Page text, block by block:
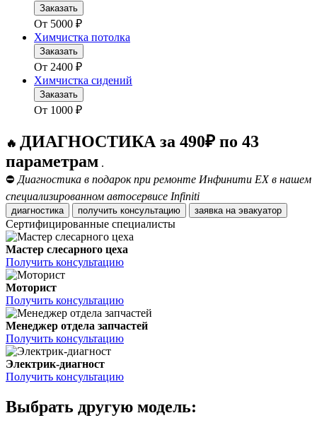
Заказать
От 5000 ₽
Химчистка потолка
Заказать
От 2400 ₽
Химчистка сидений
Заказать
От 1000 ₽
🔥 ДИАГНОСТИКА за 490₽ по 43
параметрам .
⛔ Диагностика в подарок при ремонте Инфинити ЕХ в нашем
специализированном автосервисе Infiniti
диагностика получить консультацию заявка на эвакуатор
Сертифицированные специалисты
Мастер слесарного цеха
Получить консультацию
Моторист
Получить консультацию
Менеджер отдела запчастей
Получить консультацию
Электрик-диагност
Получить консультацию
Выбрать другую модель: